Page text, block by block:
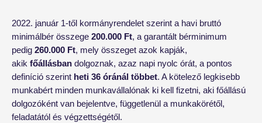
2022. január 1-től kormányrendelet szerint a havi bruttó
minimálbér összege 200.000 Ft, a garantált bérminimum
pedig 260.000 Ft, mely összeget azok kapják,
akik főállásban dolgoznak, azaz napi nyolc órát, a pontos
definíció szerint heti 36 óránál többet. A kötelező legkisebb
munkabért minden munkavállalónak ki kell fizetni, aki főállású
dolgozóként van bejelentve, függetlenül a munkakörétől,
feladatától és végzettségétől.